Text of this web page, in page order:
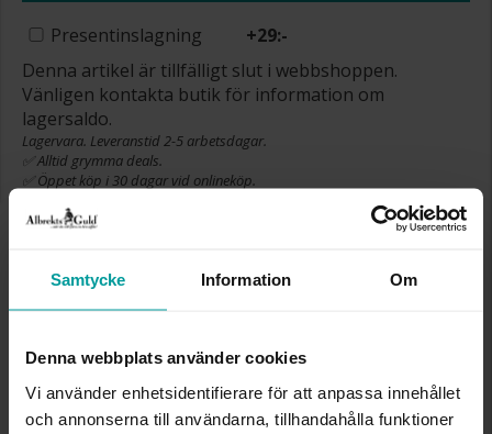
Samtycke Information Om
Denna webbplats använder cookies
Vi använder enhetsidentifierare för att anpassa innehållet
och annonserna till användarna, tillhandahålla funktioner
Presentinslagning +29:-
Denna artikel är tillfälligt slut i webbshoppen.
Vänligen kontakta butik för information om
lagersaldo.
Lagervara. Leveranstid 2-5 arbetsdagar.
✅ Alltid grymma deals.
✅ Öppet köp i 30 dagar vid onlineköp.
LÄNGD CA (CM)
VARUMÄRKE
Gense
MODELL
711207